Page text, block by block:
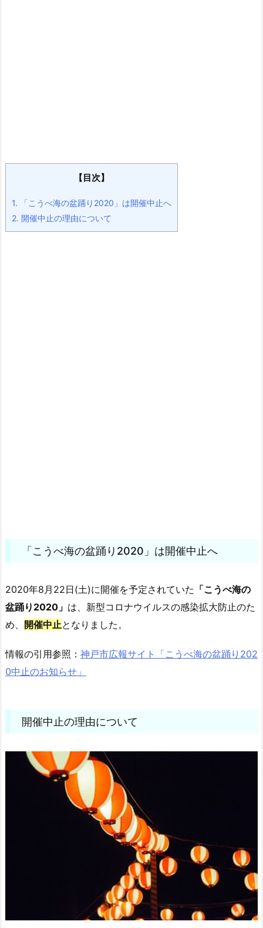
【目次】
1. 「こうべ海の盆踊り2020」は開催中止へ
2. 開催中止の理由について
「こうべ海の盆踊り2020」は開催中止へ
2020年8月22日(土)に開催を予定されていた 「こうべ海の
盆踊り2020」 は、新型コロナウイルスの感染拡大防止のた
め、 開催中止となりました。
情報の引用参照： 神戸市広報サイト「こうべ海の盆踊り202
0中止のお知らせ」
開催中止の理由について